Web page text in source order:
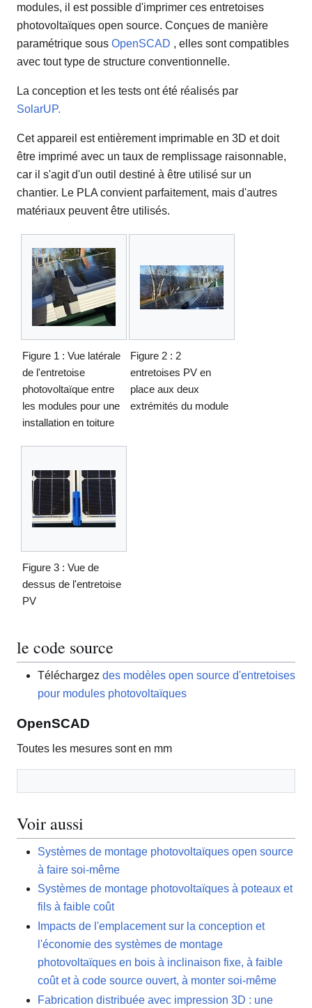
modules, il est possible d'imprimer ces entretoises
photovoltaïques open source. Conçues de manière
paramétrique sous OpenSCAD , elles sont compatibles
avec tout type de structure conventionnelle.
La conception et les tests ont été réalisés par
SolarUP.
Cet appareil est entièrement imprimable en 3D et doit
être imprimé avec un taux de remplissage raisonnable,
car il s'agit d'un outil destiné à être utilisé sur un
chantier. Le PLA convient parfaitement, mais d'autres
matériaux peuvent être utilisés.
Figure 1 : Vue latérale
de l'entretoise
photovoltaïque entre
les modules pour une
installation en toiture
Figure 2 : 2
entretoises PV en
place aux deux
extrémités du module
Figure 3 : Vue de
dessus de l'entretoise
PV
le code source
Téléchargez des modèles open source d'entretoises
pour modules photovoltaïques
OpenSCAD
Toutes les mesures sont en mm
Voir aussi
Systèmes de montage photovoltaïques open source
à faire soi-même
Systèmes de montage photovoltaïques à poteaux et
fils à faible coût
Impacts de l'emplacement sur la conception et
l'économie des systèmes de montage
photovoltaïques en bois à inclinaison fixe, à faible
coût et à code source ouvert, à monter soi-même
Fabrication distribuée avec impression 3D : une